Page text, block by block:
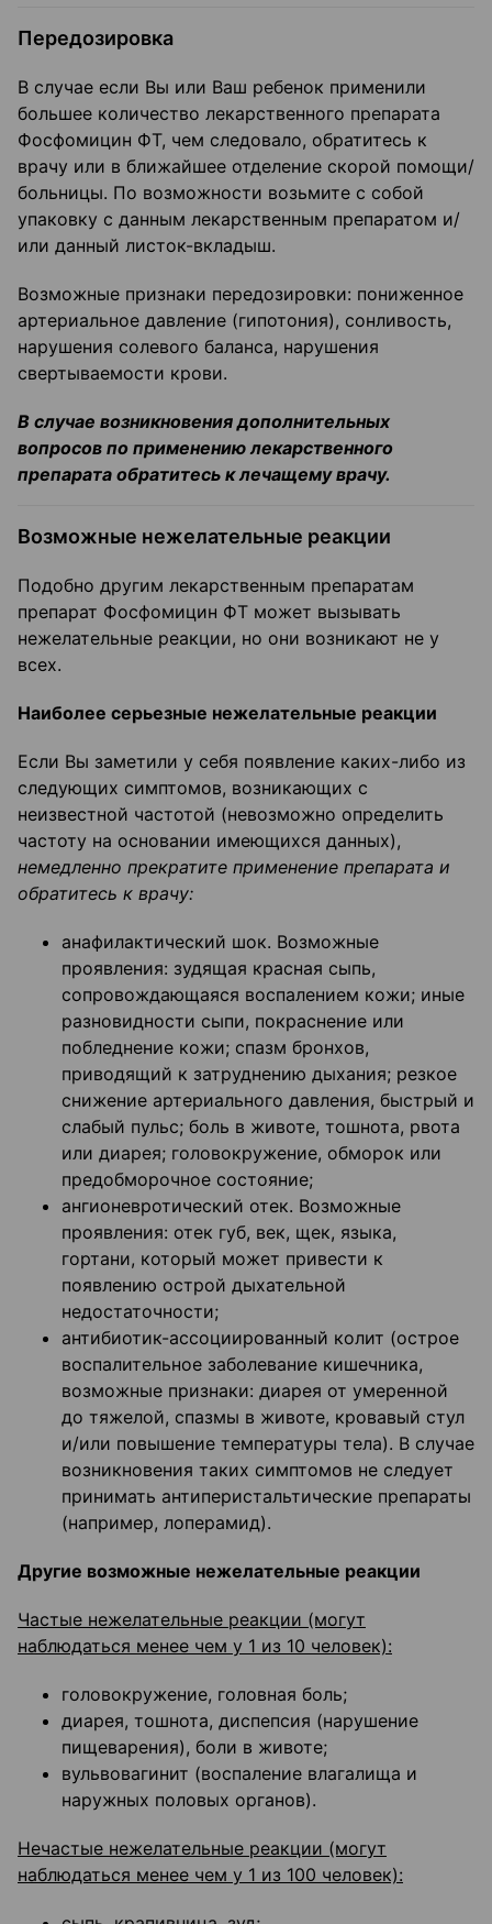
Передозировка
В случае если Вы или Ваш ребенок применили
большее количество лекарственного препарата
Фосфомицин ФТ, чем следовало, обратитесь к
врачу или в ближайшее отделение скорой помощи/
больницы. По возможности возьмите с собой
упаковку с данным лекарственным препаратом и/
или данный листок-вкладыш.
Возможные признаки передозировки: пониженное
артериальное давление (гипотония), сонливость,
нарушения солевого баланса, нарушения
свертываемости крови.
В случае возникновения дополнительных
вопросов по применению лекарственного
препарата обратитесь к лечащему врачу.
Возможные нежелательные реакции
Подобно другим лекарственным препаратам
препарат Фосфомицин ФТ может вызывать
нежелательные реакции, но они возникают не у
всех.
Наиболее серьезные нежелательные реакции
Если Вы заметили у себя появление каких-либо из
следующих симптомов, возникающих с
неизвестной частотой (невозможно определить
частоту на основании имеющихся данных),
немедленно прекратите применение препарата и
обратитесь к врачу:
анафилактический шок. Возможные
проявления: зудящая красная сыпь,
сопровождающаяся воспалением кожи; иные
разновидности сыпи, покраснение или
побледнение кожи; спазм бронхов,
приводящий к затруднению дыхания; резкое
снижение артериального давления, быстрый и
слабый пульс; боль в животе, тошнота, рвота
или диарея; головокружение, обморок или
предобморочное состояние;
ангионевротический отек. Возможные
проявления: отек губ, век, щек, языка,
гортани, который может привести к
появлению острой дыхательной
недостаточности;
антибиотик-ассоциированный колит (острое
воспалительное заболевание кишечника,
возможные признаки: диарея от умеренной
до тяжелой, спазмы в животе, кровавый стул
и/или повышение температуры тела). В случае
возникновения таких симптомов не следует
принимать антиперистальтические препараты
(например, лоперамид).
Другие возможные нежелательные реакции
Частые нежелательные реакции (могут
наблюдаться менее чем у 1 из 10 человек):
головокружение, головная боль;
диарея, тошнота, диспепсия (нарушение
пищеварения), боли в животе;
вульвовагинит (воспаление влагалища и
наружных половых органов).
Нечастые нежелательные реакции (могут
наблюдаться менее чем у 1 из 100 человек):